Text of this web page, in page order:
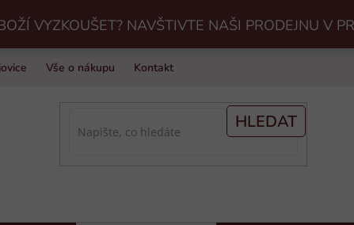
VYZKOUŠET? NAVŠTIVTE NAŠI PRODEJNU V
Vše o nákupu Kontakt
HLEDAT